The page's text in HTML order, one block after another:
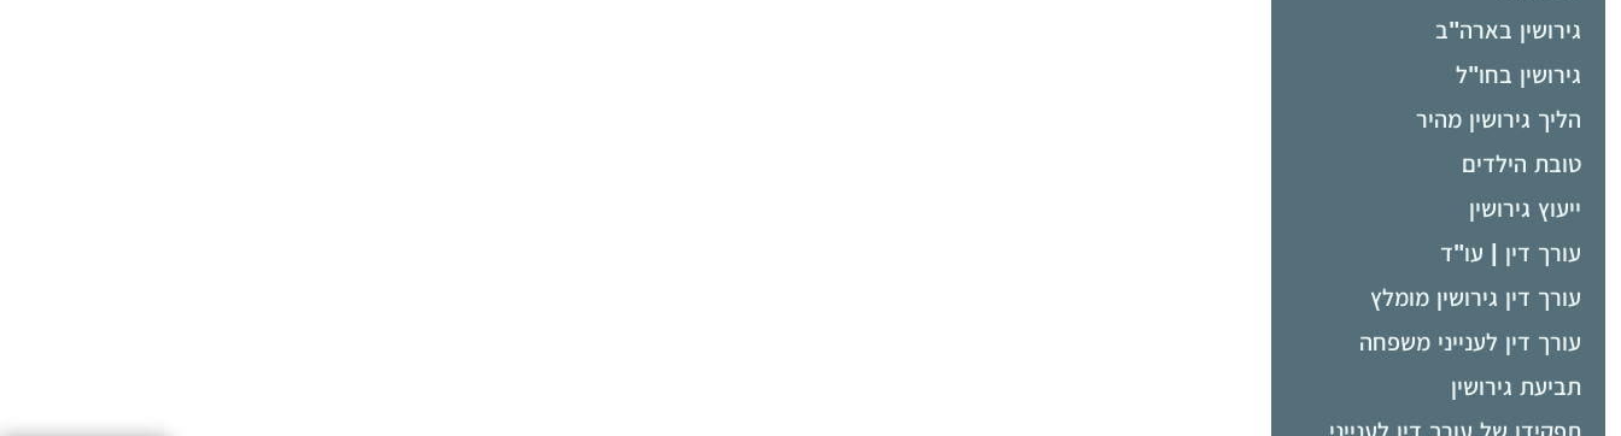
גירושין בארה"ב
גירושין בחו"ל
הליך גירושין מהיר
טובת הילדים
ייעוץ גירושין
עורך דין | עו"ד
עורך דין גירושין מומלץ
עורך דין לענייני משפחה
תביעת גירושין